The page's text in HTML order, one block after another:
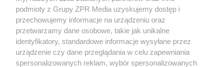
rozpowszechniany lub dalej rozpowszechniany w jakikolwiek sposób
(w tym także elektroniczny lub mechaniczny) na jakimkolwiek polu
eksploatacji w jakiejkolwiek formie, włącznie z umieszczaniem w
Internecie bez pisemnej zgody właściciela praw. Jakiekolwiek użycie
lub wykorzystanie utworów w całości lub w części z naruszeniem
prawa, tzn. bez właściwej zgody, jest zabronione pod groźbą kary i
może być ścigane prawnie.
podmioty z Grupy ZPR Media uzyskujemy dostęp i
przechowujemy informacje na urządzeniu oraz
przetwarzamy dane osobowe, takie jak unikalne
identyfikatory, standardowe informacje wysyłane przez
urządzenie czy dane przeglądania w celu zapewniania
spersonalizowanych reklam, wybór spersonalizowanych